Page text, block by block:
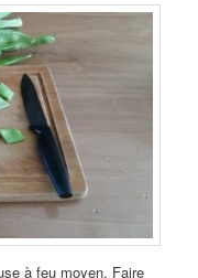
à feu moyen. Faire